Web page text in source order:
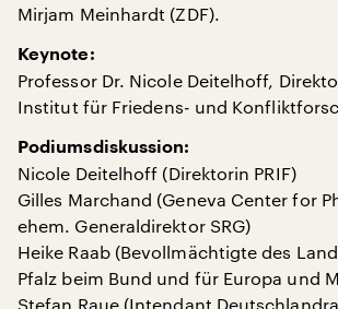
Mirjam Meinhardt (ZDF).
Keynote:
Professor Dr. Nicole Deitelhoff,
Institut für Friedens- und
Podiumsdiskussion:
Nicole Deitelhoff (Direktorin PRIF)
Gilles Marchand (Geneva Center for
ehem. Generaldirektor SRG)
Heike Raab (Bevollmächtigte des
Pfalz beim Bund und für Europa und
Stefan Raue (Intendant